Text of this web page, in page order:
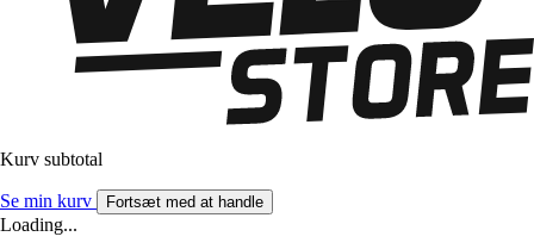
Kurv subtotal
Se min kurv Fortsæt med at handle
Loading...